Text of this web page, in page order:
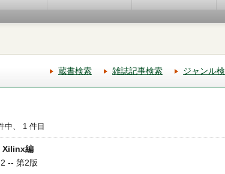
蔵書検索 雑誌記事検索 ジャンル
中、 1 件目
Xilinx編
-- 第2版